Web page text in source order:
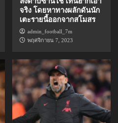
จริง โดยหาทางผลักดันนัก
เตะรายนี้ออกจากสโมสร
admin_football_7m
พฤศจิกายน 7, 2023